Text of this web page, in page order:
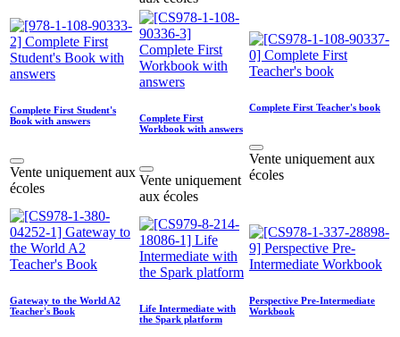
Complete First Student's
Book with answers
Vente uniquement aux
écoles
Complete First
Workbook with answers
Vente uniquement
aux écoles
Complete First Teacher's book
Vente uniquement aux
écoles
Gateway to the World A2
Teacher's Book
Life Intermediate with
the Spark platform
Perspective Pre-Intermediate
Workbook